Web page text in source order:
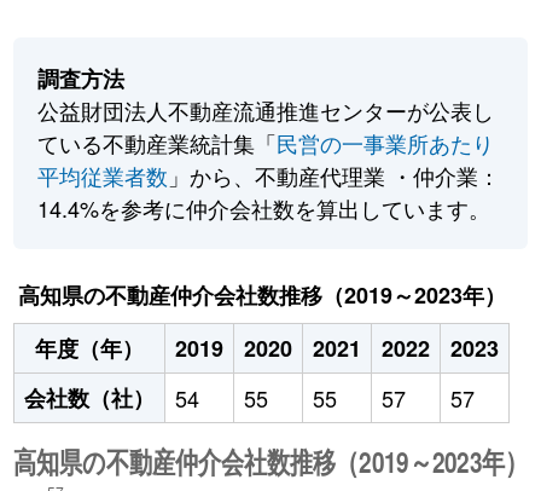
調査方法
公益財団法人不動産流通推進センターが公表し
ている不動産業統計集「民営の一事業所あたり
平均従業者数 」から、不動産代理業 ・仲介業：
14.4%を参考に仲介会社数を算出しています。
高知県の不動産仲介会社数推移（2019～2023年）
年度（年）
2019 2020 2021 2022
2023
会社数（社）
54 55 55 57 57